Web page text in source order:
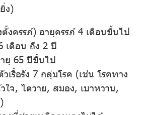
ง)
ครรภ์) อายุครรภ์ 4 เดือนขึ้นไป
เดือน ถึง 2 ปี
ยุ 65 ปีขึ้นไป
เรื้อรัง 7 กลุ่มโรค (เช่น โรคทาง
ใจ, ไตวาย, สมอง, เบาหวาน,